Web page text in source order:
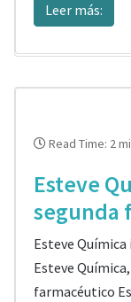
Leer más:
Read Time: 2
Esteve
segunda
Esteve Química
Esteve
farmacéutico